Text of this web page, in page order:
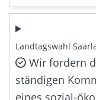
Landtagswahl
Wir fordern
ständigen